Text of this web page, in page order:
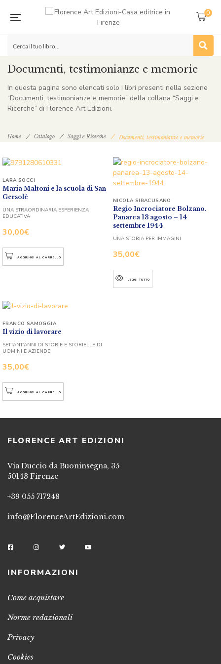
0
Documenti, testimonianze e memorie
In questa pagina sono elencati solo i libri presenti nella sezione
“Documenti, testimonianze e memorie” della collana “Saggi e
Ricerche” di Florence Art Edizioni.
Home Catalogo Saggi e Ricerche Documenti, testimonianze e memorie
Maria Maltoni e la scuola di San
Gersolè
30,00€
LARA SOCCI
UNA STRAORDINARIA ESPERIENZA
EDUCATIVA
AGGIUNGI AL CARRELLO
Regio Incrociatore Bolzano.
Panarea 13 agosto – 14
settembre 1944
35,00€
NICOLA SIRACUSANO
UNA STORIA PER IMMAGINI
LEGGI TUTTO
Il vizio di lavorare
35,00€
FRANCO SAMOGGIA
SETTANT’ANNI DI STORIE E STORIELLE DI
UOMINI E AZIENDE
AGGIUNGI AL CARRELLO
FLORENCE ART EDIZIONI
Via Duccio da Buoninsegna, 35
50143 Firenze
+39 055 717248
info@FlorenceArtEdizioni.com
INFORMAZIONI
Come acquistare
Norme redazionali
Privacy
Cookies